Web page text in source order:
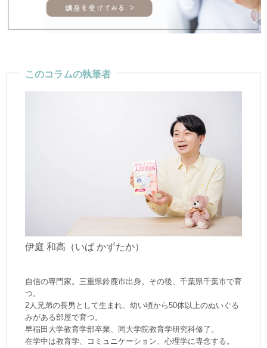
このコラムの執筆者
伊庭 和高（いば かずたか）
自信の専門家。三重県鈴鹿市出身。その後、千葉県千葉市で育
つ。
2人兄弟の長男として生まれ、幼い頃から50体以上のぬいぐる
みがある部屋で育つ。
早稲田大学教育学部卒業、同大学院教育学研究科修了。
在学中は教育学、コミュニケーション、心理学に専念する。